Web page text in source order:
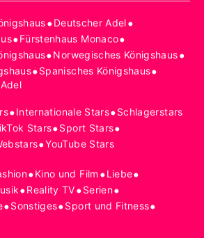
•Deutscher Adel•
•Fürstenhaus Monaco•
•Norwegisches Königshaus•
•Spanisches Königshaus•
•Internationale Stars•Schlagerstars
Stars•Sport Stars•
•YouTube Stars
•Kino und Film •Liebe•
•Reality TV•Serien•
•Sonstiges•Sport und Fitness•